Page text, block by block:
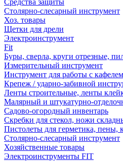
Средства защиты
Столярно-слесарный инструмент
Хоз. товары
Щетки для дрели
Электроинструмент
Fit
Буры, сверла, круги отрезные,
Измерительный инструмент
Инструмент для работы с
Крепеж / ударно-забивной
Ленты строительные, ленты
Малярный и штукатурно-
Садово-огородный инвентарь
Скребки для стекол, ножи
Пистолеты для герметика, пены,
Столярно-слесарный инструмент
Хозяйственные товары
Электроинструменты FIT